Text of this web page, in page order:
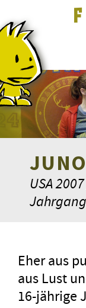
JUNO
USA
Eher aus
aus Lust
16-jährige